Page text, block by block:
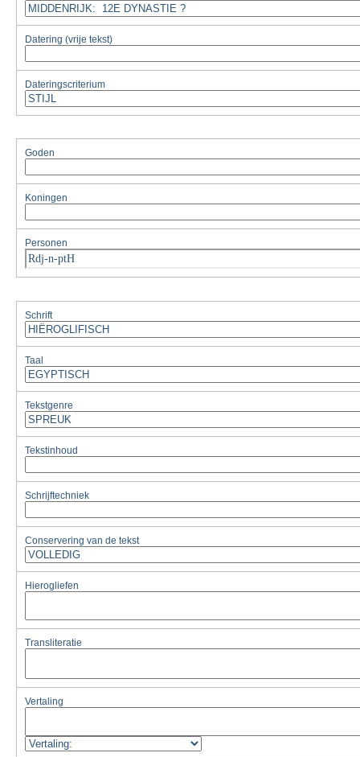
Datering (vrije tekst)
Dateringscriterium
Goden
Koningen
Personen
Rdj-n-ptH
Schrift
Taal
Tekstgenre
Tekstinhoud
Schrijftechniek
Conservering van de tekst
Hierogliefen
Transliteratie
Vertaling